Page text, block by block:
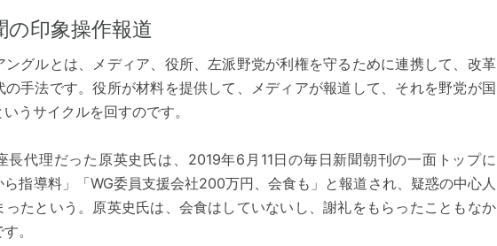
の印象操作報道
ングルとは、メディア、役所、左派野党が利権を守るために連携して、改革
の手法です。役所が材料を提供して、メディアが報道して、それを野党が国
うサイクルを回すのです。
長代理だった原英史氏は、2019年6月11日の毎日新聞朝刊の一面トップに
ら指導料」「WG委員支援会社200万円、会食も」と報道され、疑惑の中心人
ったという。原英史氏は、会食はしていないし、謝礼をもらったこともなか
。